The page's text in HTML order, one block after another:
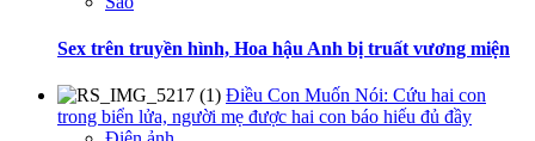
Sex trên truyền hình, Hoa hậu Anh bị truất vương miện
Điều Con Muốn Nói: Cứu hai con
trong biển lửa, người mẹ được hai con báo hiếu đủ đầy